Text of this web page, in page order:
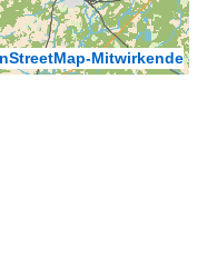
Mitwirkende